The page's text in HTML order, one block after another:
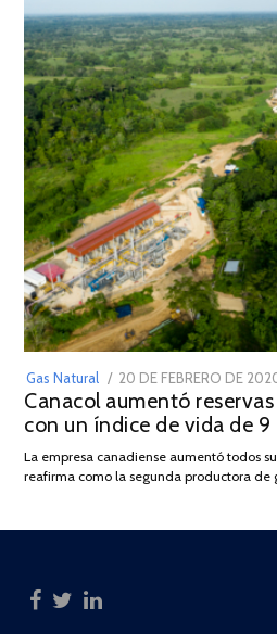
Gas Natural
POSTED
ON
20 DE FEBRERO DE
Canacol aumentó
con un índice de vida de 9
La empresa canadiense aumentó todos
reafirma como la segunda productora de